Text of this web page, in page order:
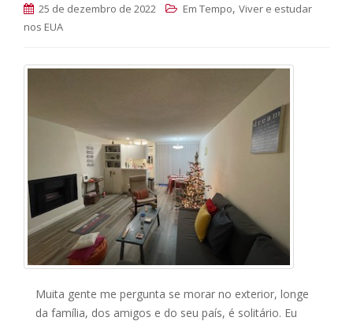
25 de dezembro de 2022 Em Tempo, Viver e estudar
nos EUA
Muita gente me pergunta se morar no exterior, longe
da família, dos amigos e do seu país, é solitário. Eu